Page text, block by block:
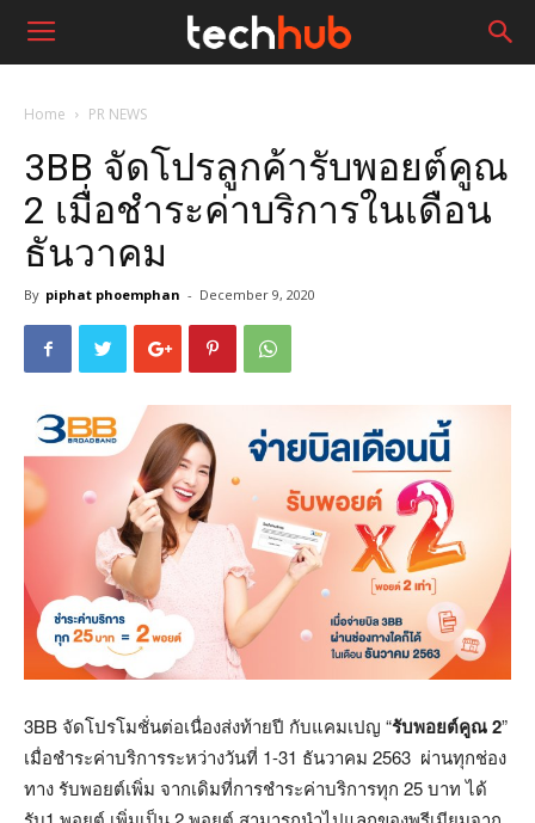
Home PR NEWS
3BB จัดโปรลูกค้ารับพอยต์คูณ
2 เมื่อชำระค่าบริการในเดือน
ธันวาคม
By piphat phoemphan - December 9, 2020
3BB จัดโปรโมชั่นต่อเนื่องส่งท้ายปี กับแคมเปญ “รับพอยต์คูณ 2”
เมื่อชำระค่าบริการระหว่างวันที่ 1-31 ธันวาคม 2563 ผ่านทุกช่อง
ทาง รับพอยต์เพิ่ม จากเดิมที่การชำระค่าบริการทุก 25 บาท ได้